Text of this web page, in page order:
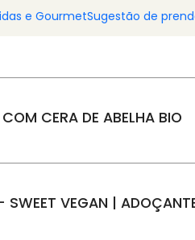
e GourmetSugestão de
CERA DE ABELHA BIO
SWEET VEGAN |